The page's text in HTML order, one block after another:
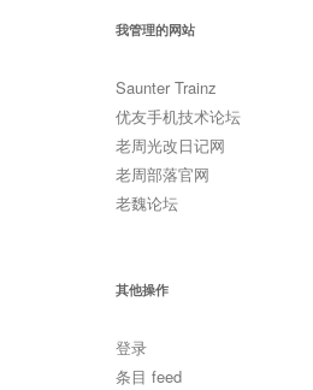
我管理的网站
Saunter Trainz
优友手机技术论坛
老周光改日记网
老周部落官网
老魏论坛
其他操作
登录
条目 feed